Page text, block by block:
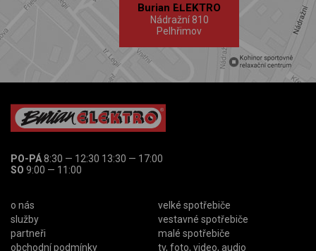
Burian ELEKTRO
Nádražní 810
Pelhřimov
PO-PÁ8:30 — 12:30 13:30 — 17:00
SO 9:00 — 11:00
o nás
služby
partneři
obchodní podmínky
velké spotřebiče
vestavné spotřebiče
malé spotřebiče
tv, foto, video, audio